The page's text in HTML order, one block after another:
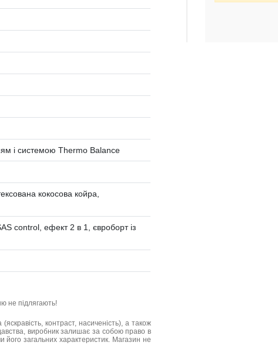
і системою Thermo Balance
кокосова койра,
control, ефект 2 в 1, євроборт із
не підлягають!
контраст, насиченість), а також
виробник залишає за собою право в
загальних характеристик. Магазин не